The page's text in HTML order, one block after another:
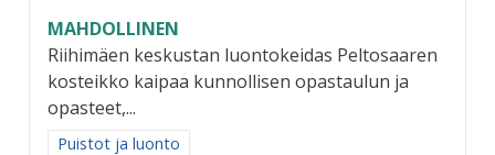
MAHDOLLINEN
Riihimäen keskustan luontokeidas Peltosaaren
kosteikko kaipaa kunnollisen opastaulun ja
opasteet,...
Rajaa tulokset aihepiirin mukaan: Puistot ja luonto
Puistot ja luonto